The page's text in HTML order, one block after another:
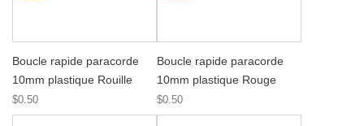
Boucle rapide paracorde
10mm plastique Rouille
$0.50
Boucle rapide paracorde
10mm plastique Rouge
$0.50